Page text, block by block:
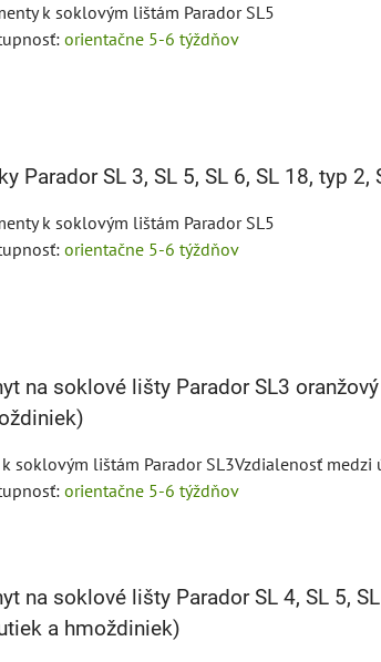
k soklovým lištám Parador SL5
orientačne 5-6 týždňov
Parador SL 3, SL 5, SL 6, SL 18, typ
k soklovým lištám Parador SL5
orientačne 5-6 týždňov
na soklové lišty Parador SL3
soklovým lištám Parador SL3Vzdialenosť
orientačne 5-6 týždňov
na soklové lišty Parador SL 4, SL 5,
a hmoždiniek)